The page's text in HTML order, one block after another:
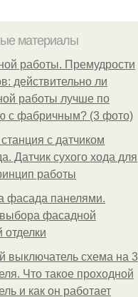
материалы
работы. Премудрости
действительно ли
работы лучше по
с фабричным? (3 фото)
с датчиком
Датчик сухого хода для
работы
фасада панелями.
фасадной
отделки
выключатель схема на 3
Что такое проходной
и как он работает